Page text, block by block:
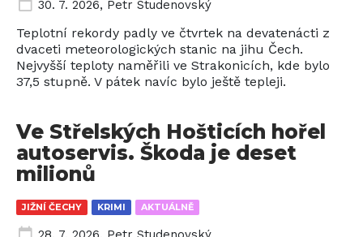
30. 7. 2026, Petr Studenovský
Teplotní rekordy padly ve čtvrtek na devatenácti z
dvaceti meteorologických stanic na jihu Čech.
Nejvyšší teploty naměřili ve Strakonicích, kde bylo
37,5 stupně. V pátek navíc bylo ještě tepleji.
JIŽNÍ ČECHY KRIMI AKTUÁLNĚ
Ve Střelských Hošticích hořel
autoservis. Škoda je deset
milionů